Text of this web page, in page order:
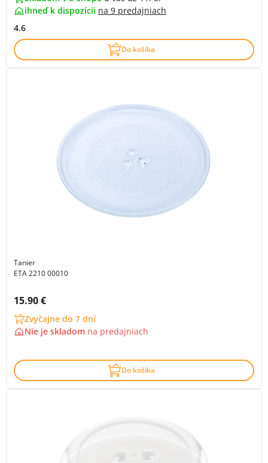
ihneď k dispozícii na 9 predajniach
4.6
Do košíka
Tanier
ETA 2210 00010
Cena s DPH:
15.90 €
Zvyčajne do 7 dní
Nie je skladom na predajniach
Do košíka